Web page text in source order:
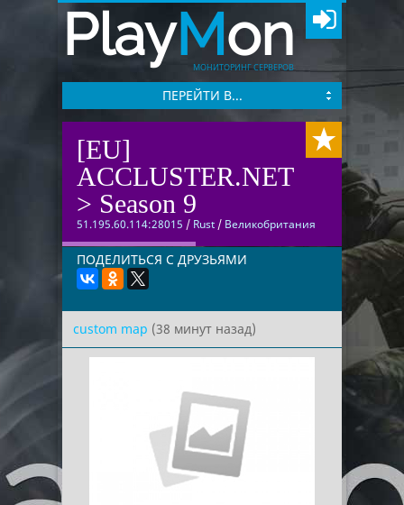
PlayMon
МОНИТОРИНГ СЕРВЕРОВ
ПЕРЕЙТИ В...
[EU]
ACCLUSTER.NET
> Season 9
51.195.60.114:28015 / Rust / Великобритания
ПОДЕЛИТЬСЯ С ДРУЗЬЯМИ
custom map (38 минут назад)